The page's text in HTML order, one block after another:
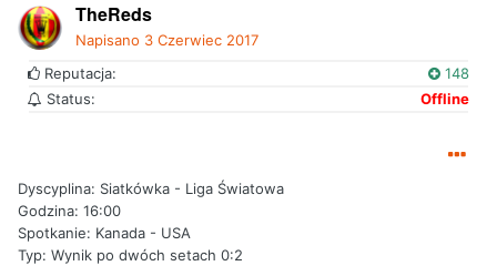
TheReds
Napisano 3 Czerwiec 2017
Reputacja:
148
Status:
Offline
Dyscyplina: Siatkówka - Liga Światowa
Godzina: 16:00
Spotkanie: Kanada - USA
Typ: Wynik po dwóch setach 0:2